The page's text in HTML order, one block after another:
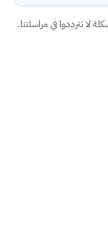
تترددوا في مراسلتنا.